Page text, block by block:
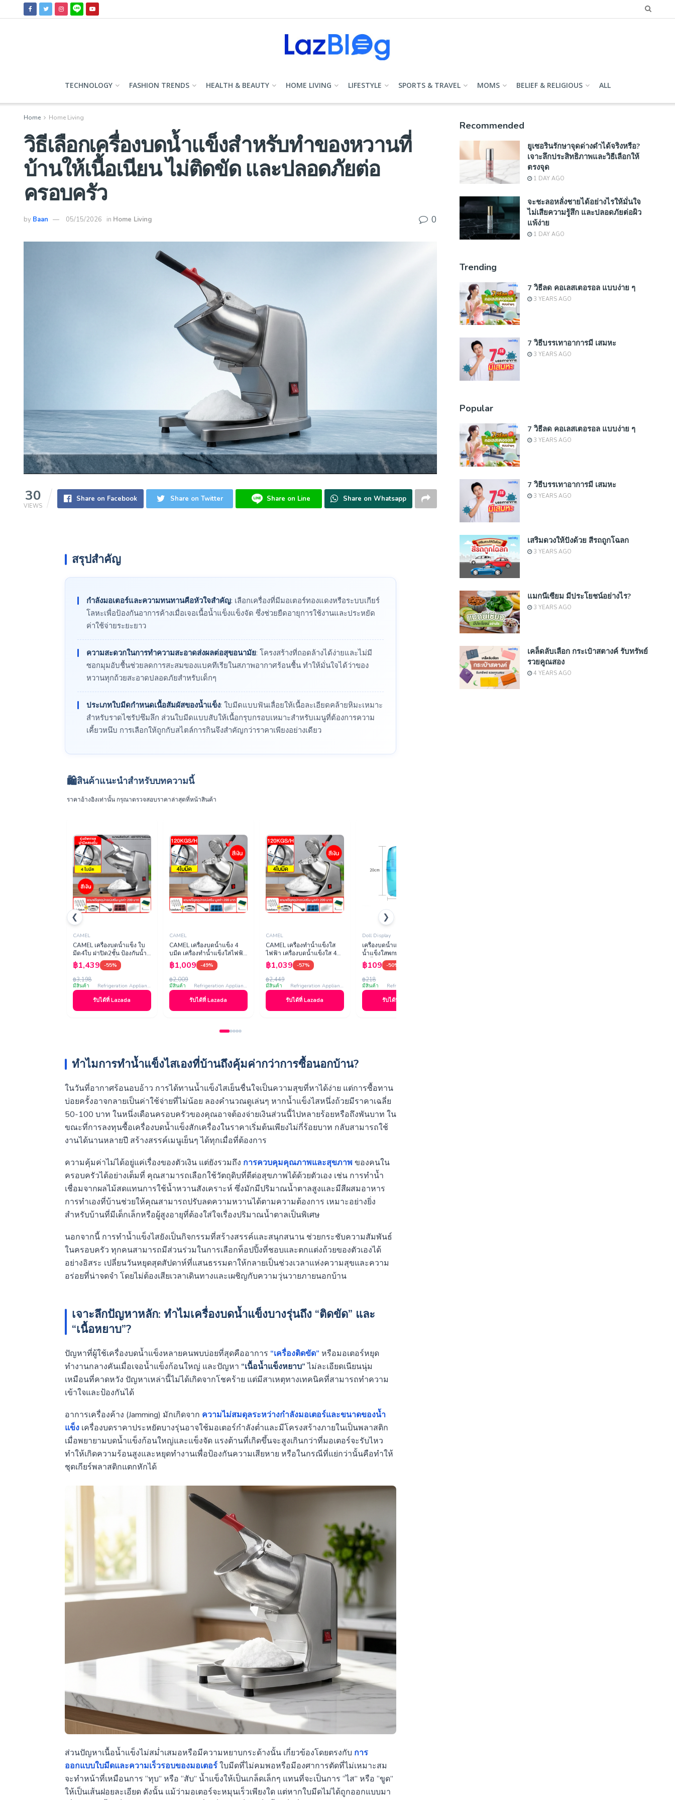
TECHNOLOGY FASHION TRENDS HEALTH & BEAUTY HOME LIVING LIFESTYLE SPORTS & TRAVEL MOMS BELIEF & RELIGIOUS ALL
Home Home Living
วิธีเลือกเครื่องบดน้ำแข็งสำหรับทำของหวานที่
บ้านให้เนื้อเนียน ไม่ติดขัด และปลอดภัยต่อ
ครอบครัว
by Baan 05/15/2026 in Home Living 0
30
VIEWS
Share on Facebook Share on Twitter Share on Line Share on Whatsapp
สรุปสำคัญ
กำลังมอเตอร์และความทนทานคือหัวใจสำคัญ: เลือกเครื่องที่มีมอเตอร์ทองแดงหรือระบบเกียร์
โลหะเพื่อป้องกันอาการค้างเมื่อเจอเนื้อน้ำแข็งแข็งจัด ซึ่งช่วยยืดอายุการใช้งานและประหยัด
ค่าใช้จ่ายระยะยาว
ความสะดวกในการทำความสะอาดส่งผลต่อสุขอนามัย: โครงสร้างที่ถอดล้างได้ง่ายและไม่มี
ซอกมุมอับชื้นช่วยลดการสะสมของแบคทีเรียในสภาพอากาศร้อนชื้น ทำให้มั่นใจได้ว่าของ
หวานทุกถ้วยสะอาดปลอดภัยสำหรับเด็กๆ
ประเภทใบมีดกำหนดเนื้อสัมผัสของน้ำแข็ง: ใบมีดแบบฟันเลื่อยให้เนื้อละเอียดคล้ายหิมะเหมาะ
สำหรับราดไซรัปซึมลึก ส่วนใบมีดแบบสับให้เนื้อกรุบกรอบเหมาะสำหรับเมนูที่ต้องการความ
เคี้ยวหนึบ การเลือกให้ถูกกับสไตล์การกินจึงสำคัญกว่าราคาเพียงอย่างเดียว
🛍️สินค้าแนะนำสำหรับบทความนี้
ราคาอ้างอิงเท่านั้น กรุณาตรวจสอบราคาล่าสุดที่หน้าสินค้า
❮
CAMEL
CAMEL เครื่องบดน้ำแข็ง ใบ
มีด4ใบ ฝาปิด2ชั้น ป้องกันน้ำ
แข็งกระเด็น บดน้ำแข็งได้
รวดเร็ว เครื่องไสน้ำ…
฿1,439 -55%
฿3,198
มีสินค้า Refrigeration Appliances
รับได้ที่ Lazada
CAMEL
CAMEL เครื่องบดน้ำแข็ง 4
บมีด เครื่องทำน้ำแข็งใสไฟฟ้า
ผลิตนําแข็งบดได้ 120KG/
ชั่วโมง ปรับความละเอ…
฿1,009 -49%
฿2,009
มีสินค้า Refrigeration Appliances
รับได้ที่ Lazada
CAMEL
CAMEL เครื่องทำน้ำแข็งใส
ไฟฟ้า เครื่องบดน้ำแข็งใส 4
ใบมีด 120KG/h ปรับขนาด
ก้อนน้ำแข็งบดได้ บดน้ำแข…
฿1,039 -57%
฿2,449
มีสินค้า Refrigeration Appliances
รับได้ที่ Lazada
Doll Display
เครื่องบดน้ำแข็งใส เครื่องทำ
น้ำแข็งใสพกพา ทำน้ำแข็งใส
ไสน้ำแข็ง ทำน้ำแข็งไสเกล็ด
หิมะ ice crusher …
฿109 -50%
฿218
มีสินค้า
รับได้ที่ Lazada
❯
ทำไมการทำน้ำแข็งไสเองที่บ้านถึงคุ้มค่ากว่าการซื้อนอกบ้าน?
ในวันที่อากาศร้อนอบอ้าว การได้ทานน้ำแข็งไสเย็นชื่นใจเป็นความสุขที่หาได้ง่าย แต่การซื้อทาน
บ่อยครั้งอาจกลายเป็นค่าใช้จ่ายที่ไม่น้อย ลองคำนวณดูเล่นๆ หากน้ำแข็งไสหนึ่งถ้วยมีราคาเฉลี่ย
50-100 บาท ในหนึ่งเดือนครอบครัวของคุณอาจต้องจ่ายเงินส่วนนี้ไปหลายร้อยหรือถึงพันบาท ใน
ขณะที่การลงทุนซื้อเครื่องบดน้ำแข็งสักเครื่องในราคาเริ่มต้นเพียงไม่กี่ร้อยบาท กลับสามารถใช้
งานได้นานหลายปี สร้างสรรค์เมนูเย็นๆ ได้ทุกเมื่อที่ต้องการ
ความคุ้มค่าไม่ได้อยู่แค่เรื่องของตัวเงิน แต่ยังรวมถึง การควบคุมคุณภาพและสุขภาพ ของคนใน
ครอบครัวได้อย่างเต็มที่ คุณสามารถเลือกใช้วัตถุดิบที่ดีต่อสุขภาพได้ด้วยตัวเอง เช่น การทำน้ำ
เชื่อมจากผลไม้สดแทนการใช้น้ำหวานสังเคราะห์ ซึ่งมักมีปริมาณน้ำตาลสูงและมีสีผสมอาหาร
การทำเองที่บ้านช่วยให้คุณสามารถปรับลดความหวานได้ตามความต้องการ เหมาะอย่างยิ่ง
สำหรับบ้านที่มีเด็กเล็กหรือผู้สูงอายุที่ต้องใส่ใจเรื่องปริมาณน้ำตาลเป็นพิเศษ
นอกจากนี้ การทำน้ำแข็งไสยังเป็นกิจกรรมที่สร้างสรรค์และสนุกสนาน ช่วยกระชับความสัมพันธ์
ในครอบครัว ทุกคนสามารถมีส่วนร่วมในการเลือกท็อปปิ้งที่ชอบและตกแต่งถ้วยของตัวเองได้
อย่างอิสระ เปลี่ยนวันหยุดสุดสัปดาห์ที่แสนธรรมดาให้กลายเป็นช่วงเวลาแห่งความสุขและความ
อร่อยที่น่าจดจำ โดยไม่ต้องเสียเวลาเดินทางและเผชิญกับความวุ่นวายภายนอกบ้าน
เจาะลึกปัญหาหลัก: ทำไมเครื่องบดน้ำแข็งบางรุ่นถึง “ติดขัด” และ
“เนื้อหยาบ”?
ปัญหาที่ผู้ใช้เครื่องบดน้ำแข็งหลายคนพบบ่อยที่สุดคืออาการ “เครื่องติดขัด” หรือมอเตอร์หยุด
ทำงานกลางคันเมื่อเจอน้ำแข็งก้อนใหญ่ และปัญหา “เนื้อน้ำแข็งหยาบ”ไม่ละเอียดเนียนนุ่ม
เหมือนที่คาดหวัง ปัญหาเหล่านี้ไม่ได้เกิดจากโชคร้าย แต่มีสาเหตุทางเทคนิคที่สามารถทำความ
เข้าใจและป้องกันได้
อาการเครื่องค้าง (Jamming) มักเกิดจาก ความไม่สมดุลระหว่างกำลังมอเตอร์และขนาดของน้ำ
แข็งเครื่องบดราคาประหยัดบางรุ่นอาจใช้มอเตอร์กำลังต่ำและมีโครงสร้างภายในเป็นพลาสติก
เมื่อพยายามบดน้ำแข็งก้อนใหญ่และแข็งจัด แรงต้านที่เกิดขึ้นจะสูงเกินกว่าที่มอเตอร์จะรับไหว
ทำให้เกิดความร้อนสูงและหยุดทำงานเพื่อป้องกันความเสียหาย หรือในกรณีที่แย่กว่านั้นคือทำให้
ชุดเกียร์พลาสติกแตกหักได้
ส่วนปัญหาเนื้อน้ำแข็งไม่สม่ำเสมอหรือมีความหยาบกระด้างนั้น เกี่ยวข้องโดยตรงกับ การ
ออกแบบใบมีดและความเร็วรอบของมอเตอร์ใบมีดที่ไม่คมพอหรือมีองศาการตัดที่ไม่เหมาะสม
จะทำหน้าที่เหมือนการ “ทุบ” หรือ “สับ” น้ำแข็งให้เป็นเกล็ดเล็กๆ แทนที่จะเป็นการ “ไส” หรือ “ขูด”
ให้เป็นเส้นฝอยละเอียด ดังนั้น แม้ว่ามอเตอร์จะหมุนเร็วเพียงใด แต่หากใบมีดไม่ได้ถูกออกแบบมา
Recommended
ยูเซอรินรักษาจุดด่างดำได้จริงหรือ?
เจาะลึกประสิทธิภาพและวิธีเลือกให้
ตรงจุด
1 DAY AGO
จะชะลอหลั่งชายได้อย่างไรให้มั่นใจ
ไม่เสียความรู้สึก และปลอดภัยต่อผิว
แพ้ง่าย
1 DAY AGO
Trending
7 วิธีลด คอเลสเตอรอล แบบง่าย ๆ
3 YEARS AGO
7 วิธีบรรเทาอาการมี เสมหะ
3 YEARS AGO
Popular
7 วิธีลด คอเลสเตอรอล แบบง่าย ๆ
3 YEARS AGO
7 วิธีบรรเทาอาการมี เสมหะ
3 YEARS AGO
เสริมดวงให้ปังด้วย สีรถถูกโฉลก
3 YEARS AGO
แมกนีเซียม มีประโยชน์อย่างไร?
3 YEARS AGO
เคล็ดลับเลือก กระเป๋าสตางค์ รับทรัพย์
รวยคูณสอง
4 YEARS AGO